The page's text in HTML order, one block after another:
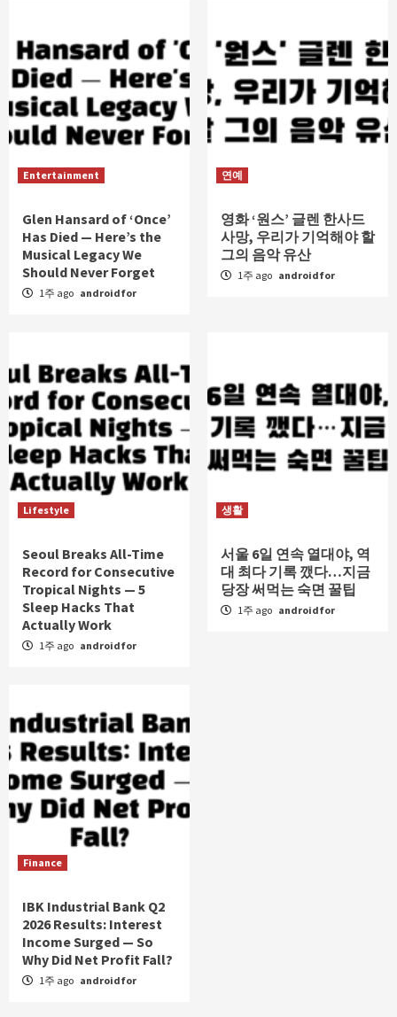
Entertainment
Glen Hansard of ‘Once’
Has Died — Here’s the
Musical Legacy We
Should Never Forget
1주 ago androidfor
연예
영화 ‘원스’ 글렌 한사드
사망, 우리가 기억해야 할
그의 음악 유산
1주 ago androidfor
Lifestyle
Seoul Breaks All-Time
Record for Consecutive
Tropical Nights — 5
Sleep Hacks That
Actually Work
1주 ago androidfor
생활
서울 6일 연속 열대야, 역
대 최다 기록 깼다…지금
당장 써먹는 숙면 꿀팁
1주 ago androidfor
Finance
IBK Industrial Bank Q2
2026 Results: Interest
Income Surged — So
Why Did Net Profit Fall?
1주 ago androidfor